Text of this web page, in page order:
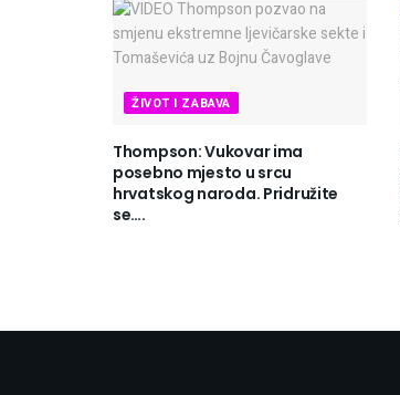
ŽIVOT I ZABAVA
Thompson: Vukovar ima
posebno mjesto u srcu
hrvatskog naroda. Pridružite
se….